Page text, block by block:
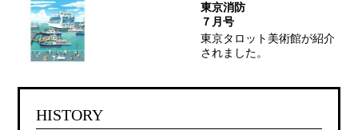
東京消防
７月号
東京タロット美術館が紹介
されました。
HISTORY